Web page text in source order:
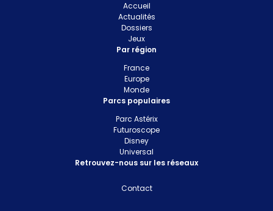
Accueil
Actualités
Dossiers
Jeux
Par région
France
Europe
Monde
Parcs populaires
Parc Astérix
Futuroscope
Disney
Universal
Retrouvez-nous sur les réseaux
Contact